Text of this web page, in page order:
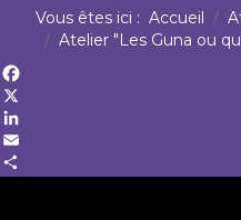
Vous êtes ici : Accueil
Atelier "Les Guna ou